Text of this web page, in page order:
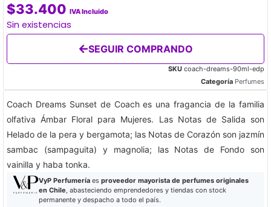
$33.400 IVA Incluido
Sin existencias
SEGUIR COMPRANDO
SKU coach-dreams-90ml-edp
Categoría Perfumes
Coach Dreams Sunset de Coach es una fragancia de la familia
olfativa Ámbar Floral para Mujeres. Las Notas de Salida son
Helado de la pera y bergamota; las Notas de Corazón son jazmín
sambac (sampaguita) y magnolia; las Notas de Fondo son
vainilla y haba tonka.
VyP Perfumeríaes proveedor mayorista de perfumes originales
en Chile, abasteciendo emprendedores y tiendas con stock
permanente y despacho a todo el país.